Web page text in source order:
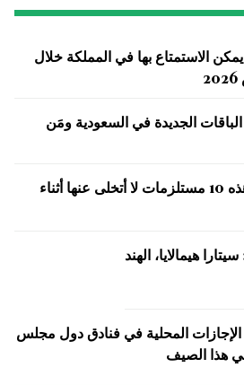
الاستمتاع بها في المملكة خلال
الجديدة في السعودية ومَن
أنا صيدلانية وهذه 10 مستلزمات لا أتخلى عنها أثناء
هيمالايا، الهند
المحلية في فنادق دول مجلس
هذا الصيف